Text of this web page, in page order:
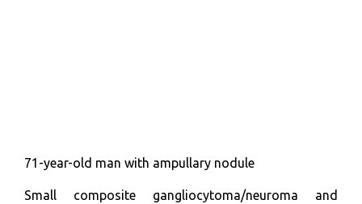
71-year-old man with ampullary nodule
Small composite gangliocytoma/neuroma and